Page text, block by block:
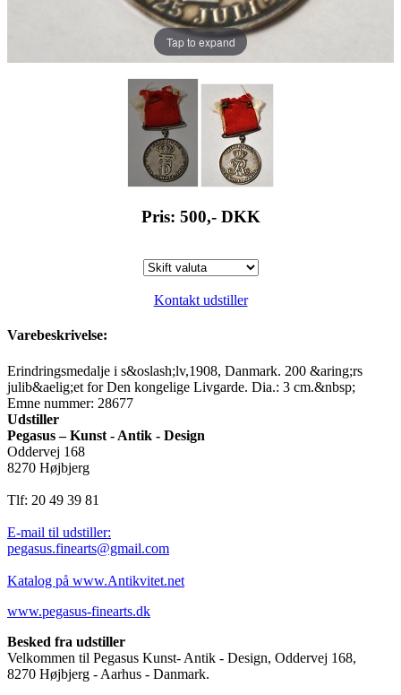
Tap to expand
Pris: 500,- DKK
Kontakt udstiller
Varebeskrivelse:
Erindringsmedalje i s&oslash;lv,1908, Danmark. 200 &aring;rs
julib&aelig;et for Den kongelige Livgarde. Dia.: 3 cm.&nbsp;
Emne nummer: 28677
Udstiller
Pegasus – Kunst - Antik - Design
Oddervej 168
8270 Højbjerg
Tlf: 20 49 39 81
E-mail til udstiller:
pegasus.finearts@gmail.com
Katalog på www.Antikvitet.net
www.pegasus-finearts.dk
Besked fra udstiller
Velkommen til Pegasus Kunst- Antik - Design, Oddervej 168,
8270 Højbjerg - Aarhus - Danmark.